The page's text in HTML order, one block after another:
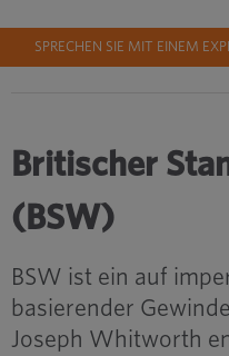
SPRECHEN SIE MIT EINEM
Britischer
(BSW)
BSW ist ein auf
basierender
Joseph Whitworth